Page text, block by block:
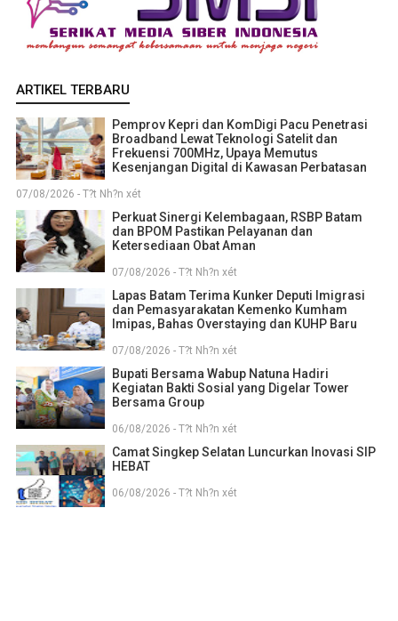
ARTIKEL TERBARU
Pemprov Kepri dan KomDigi Pacu Penetrasi
Broadband Lewat Teknologi Satelit dan
Frekuensi 700MHz, Upaya Memutus
Kesenjangan Digital di Kawasan Perbatasan
07/08/2026 - T?t Nh?n xét
Perkuat Sinergi Kelembagaan, RSBP Batam
dan BPOM Pastikan Pelayanan dan
Ketersediaan Obat Aman
07/08/2026 - T?t Nh?n xét
Lapas Batam Terima Kunker Deputi Imigrasi
dan Pemasyarakatan Kemenko Kumham
Imipas, Bahas Overstaying dan KUHP Baru
07/08/2026 - T?t Nh?n xét
Bupati Bersama Wabup Natuna Hadiri
Kegiatan Bakti Sosial yang Digelar Tower
Bersama Group
06/08/2026 - T?t Nh?n xét
Camat Singkep Selatan Luncurkan Inovasi SIP
HEBAT
06/08/2026 - T?t Nh?n xét